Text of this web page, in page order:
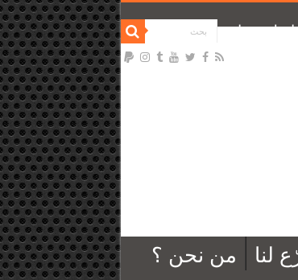
معنا
لنا
من نحن ؟